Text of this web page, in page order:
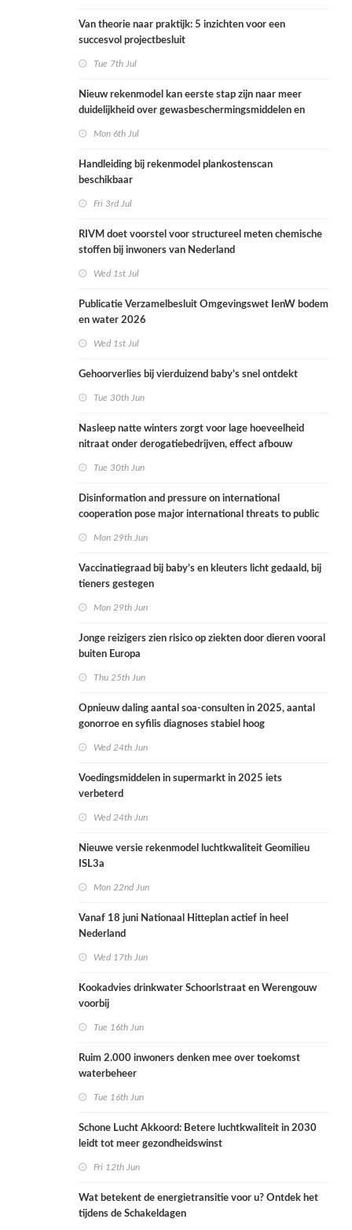
Van theorie naar praktijk: 5 inzichten voor een
succesvol projectbesluit
Tue 7th Jul
Nieuw rekenmodel kan eerste stap zijn naar meer
duidelijkheid over gewasbeschermingsmiddelen en
Mon 6th Jul
Handleiding bij rekenmodel plankostenscan
beschikbaar
Fri 3rd Jul
RIVM doet voorstel voor structureel meten chemische
stoffen bij inwoners van Nederland
Wed 1st Jul
Publicatie Verzamelbesluit Omgevingswet IenW bodem
en water 2026
Wed 1st Jul
Gehoorverlies bij vierduizend baby’s snel ontdekt
Tue 30th Jun
Nasleep natte winters zorgt voor lage hoeveelheid
nitraat onder derogatiebedrijven, effect afbouw
Tue 30th Jun
Disinformation and pressure on international
cooperation pose major international threats to public
Mon 29th Jun
Vaccinatiegraad bij baby’s en kleuters licht gedaald, bij
tieners gestegen
Mon 29th Jun
Jonge reizigers zien risico op ziekten door dieren vooral
buiten Europa
Thu 25th Jun
Opnieuw daling aantal soa-consulten in 2025, aantal
gonorroe en syfilis diagnoses stabiel hoog
Wed 24th Jun
Voedingsmiddelen in supermarkt in 2025 iets
verbeterd
Wed 24th Jun
Nieuwe versie rekenmodel luchtkwaliteit Geomilieu
ISL3a
Mon 22nd Jun
Vanaf 18 juni Nationaal Hitteplan actief in heel
Nederland
Wed 17th Jun
Kookadvies drinkwater Schoorlstraat en Werengouw
voorbij
Tue 16th Jun
Ruim 2.000 inwoners denken mee over toekomst
waterbeheer
Tue 16th Jun
Schone Lucht Akkoord: Betere luchtkwaliteit in 2030
leidt tot meer gezondheidswinst
Fri 12th Jun
Wat betekent de energietransitie voor u? Ontdek het
tijdens de Schakeldagen